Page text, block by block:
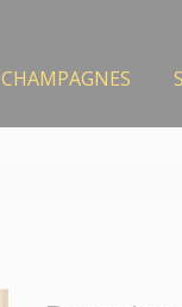
CHAMPAGNES